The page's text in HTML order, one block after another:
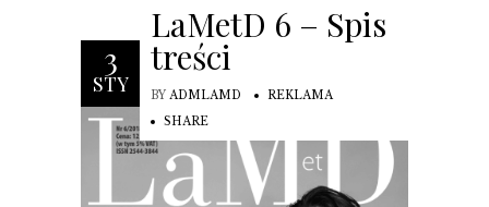
3
STY
LaMetD 6 – Spis
treści
BY ADMLAMD
REKLAMA
SHARE